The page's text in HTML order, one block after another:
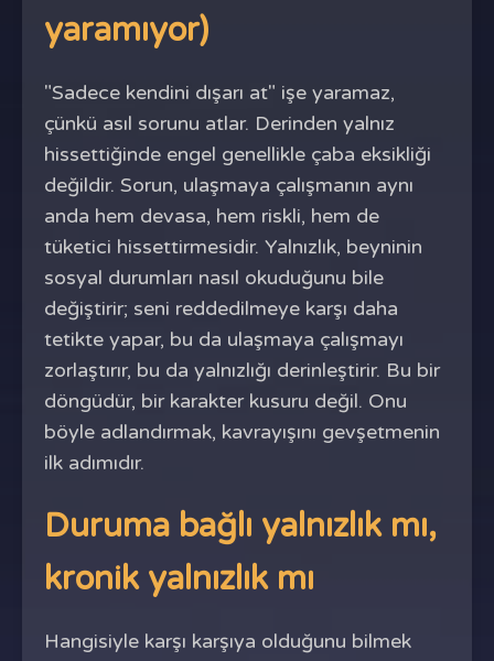
yaramıyor)
"Sadece kendini dışarı at" işe yaramaz,
çünkü asıl sorunu atlar. Derinden yalnız
hissettiğinde engel genellikle çaba eksikliği
değildir. Sorun, ulaşmaya çalışmanın aynı
anda hem devasa, hem riskli, hem de
tüketici hissettirmesidir. Yalnızlık, beyninin
sosyal durumları nasıl okuduğunu bile
değiştirir; seni reddedilmeye karşı daha
tetikte yapar, bu da ulaşmaya çalışmayı
zorlaştırır, bu da yalnızlığı derinleştirir. Bu bir
döngüdür, bir karakter kusuru değil. Onu
böyle adlandırmak, kavrayışını gevşetmenin
ilk adımıdır.
Duruma bağlı yalnızlık mı,
kronik yalnızlık mı
Hangisiyle karşı karşıya olduğunu bilmek